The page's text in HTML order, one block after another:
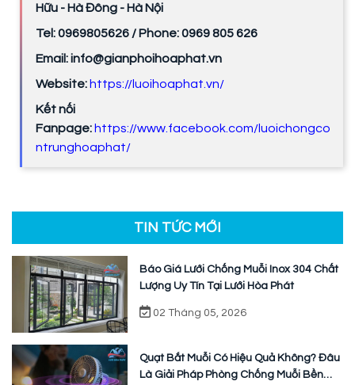
Hữu - Hà Đông - Hà Nội
Tel: 0969805626 / Phone: 0969 805 626
Email: info@gianphoihoaphat.vn
Website: https://luoihoaphat.vn/
Kết nối
Fanpage: https://www.facebook.com/luoichongco
ntrunghoaphat/
TIN TỨC MỚI
Báo Giá Lưới Chống Muỗi Inox 304 Chất
Lượng Uy Tín Tại Lưới Hòa Phát
02 Tháng 05, 2026
Quạt Bắt Muỗi Có Hiệu Quả Không? Đâu
Là Giải Pháp Phòng Chống Muỗi Bền